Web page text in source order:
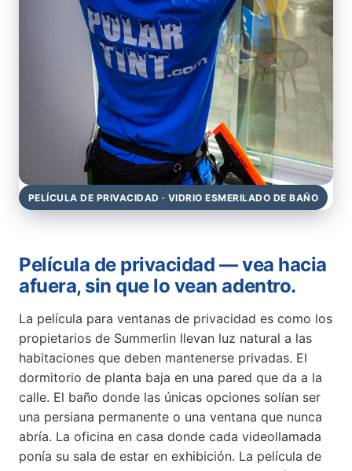
PELÍCULA DE PRIVACIDAD · VIDRIO ESMERILADO DE BAÑO
Película de privacidad — vea hacia
afuera, sin que lo vean adentro.
La película para ventanas de privacidad es como los
propietarios de Summerlin llevan luz natural a las
habitaciones que deben mantenerse privadas. El
dormitorio de planta baja en una pared que da a la
calle. El baño donde las únicas opciones solían ser
una persiana permanente o una ventana que nunca
abría. La oficina en casa donde cada videollamada
ponía su sala de estar en exhibición. La película de